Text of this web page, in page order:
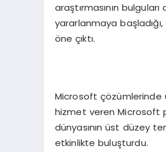
araştırmasının
yararlanmaya
öne çıktı.
Microsoft çözümlerinde
hizmet veren Microsoft
dünyasının üst düzey
etkinlikte buluşturdu.